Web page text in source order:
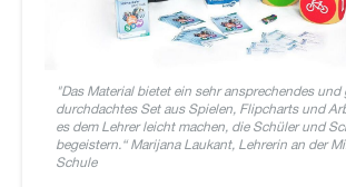
"Das Material bietet ein sehr ansprechendes und
durchdachtes Set aus Spielen, Flipcharts und
es dem Lehrer leicht machen, die Schüler und
begeistern.“ Marijana Laukant, Lehrerin an der
Schule